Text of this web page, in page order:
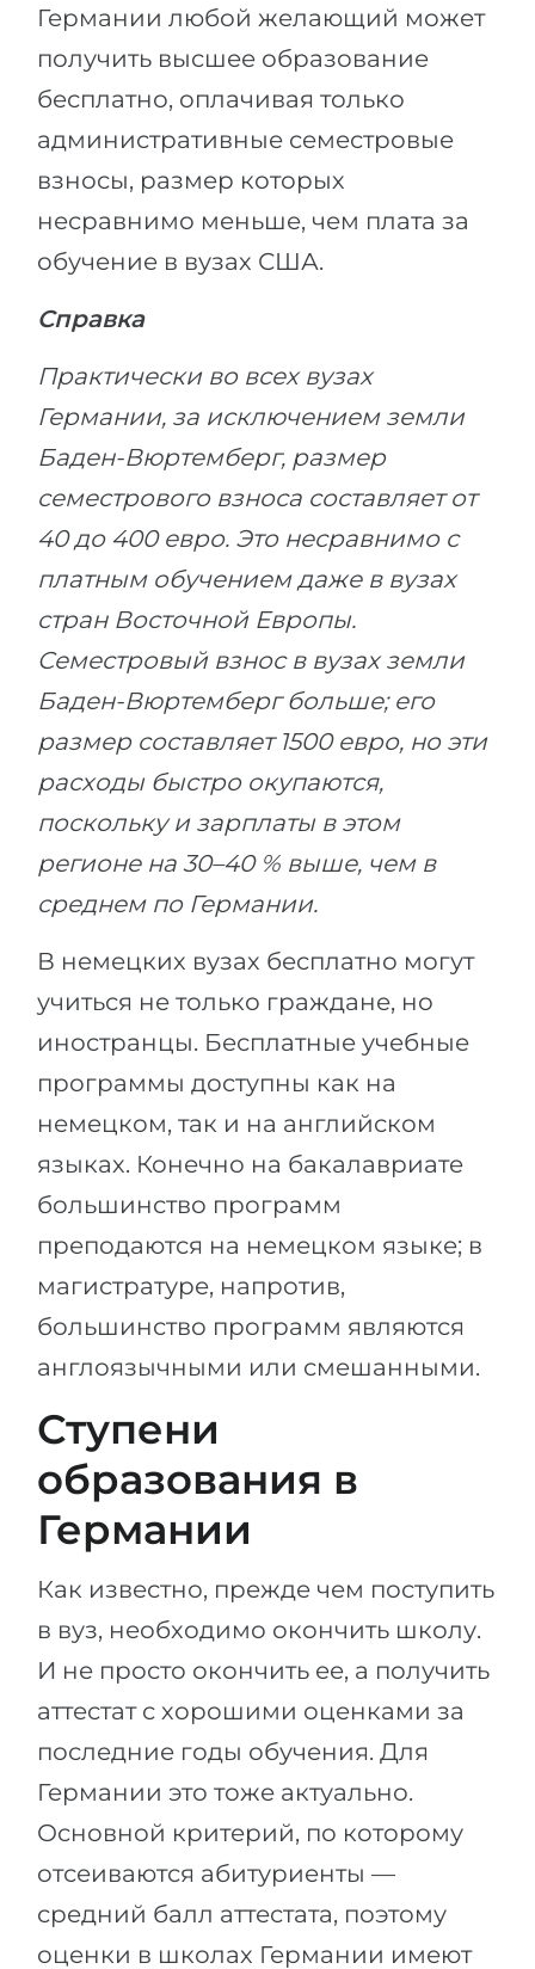
Германии любой желающий может
получить высшее образование
бесплатно, оплачивая только
административные семестровые
взносы, размер которых
несравнимо меньше, чем плата за
обучение в вузах США.
Справка
Практически во всех вузах
Германии, за исключением земли
Баден-Вюртемберг, размер
семестрового взноса составляет от
40 до 400 евро. Это несравнимо с
платным обучением даже в вузах
стран Восточной Европы.
Семестровый взнос в вузах земли
Баден-Вюртемберг больше; его
размер составляет 1500 евро, но эти
расходы быстро окупаются,
поскольку и зарплаты в этом
регионе на 30–40 % выше, чем в
среднем по Германии.
В немецких вузах бесплатно могут
учиться не только граждане, но
иностранцы. Бесплатные учебные
программы доступны как на
немецком, так и на английском
языках. Конечно на бакалавриате
большинство программ
преподаются на немецком языке; в
магистратуре, напротив,
большинство программ являются
англоязычными или смешанными.
Ступени
образования в
Германии
Как известно, прежде чем поступить
в вуз, необходимо окончить школу.
И не просто окончить ее, а получить
аттестат с хорошими оценками за
последние годы обучения. Для
Германии это тоже актуально.
Основной критерий, по которому
отсеиваются абитуриенты —
средний балл аттестата, поэтому
оценки в школах Германии имеют